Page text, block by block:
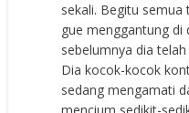
sekali. Begitu
gue menggantung di
sebelumnya dia
Dia kocok-kocok
sedang mengamati